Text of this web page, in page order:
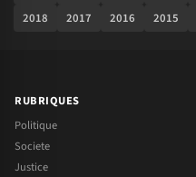
2018
2017 2016 2015
RUBRIQUES
Politique
Societe
Justice